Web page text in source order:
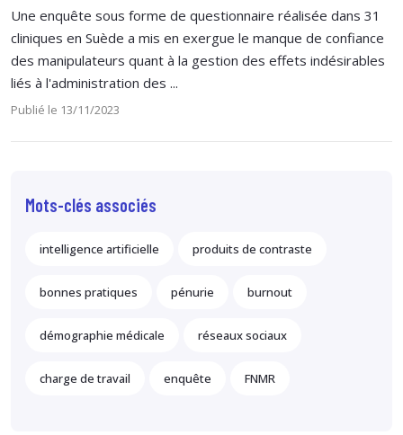
Une enquête sous forme de questionnaire réalisée dans 31
cliniques en Suède a mis en exergue le manque de confiance
des manipulateurs quant à la gestion des effets indésirables
liés à l'administration des ...
Publié le 13/11/2023
Mots-clés associés
intelligence artificielle produits de contraste
bonnes pratiques pénurie burnout
démographie médicale réseaux sociaux
charge de travail enquête FNMR